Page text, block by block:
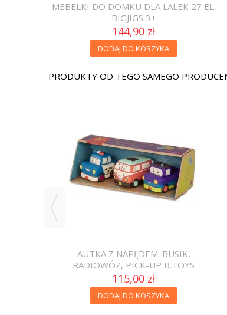
MEBELKI DO DOMKU DLA LALEK 27 EL.
BIGJIGS 3+
144,90 zł
DODAJ DO KOSZYKA
PRODUKTY OD TEGO SAMEGO
AUTKA Z NAPĘDEM: BUSIK,
RADIOWÓZ, PICK-UP B.TOYS
115,00 zł
DODAJ DO KOSZYKA